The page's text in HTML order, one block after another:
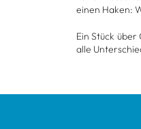
einen Haken:
Ein Stück
alle